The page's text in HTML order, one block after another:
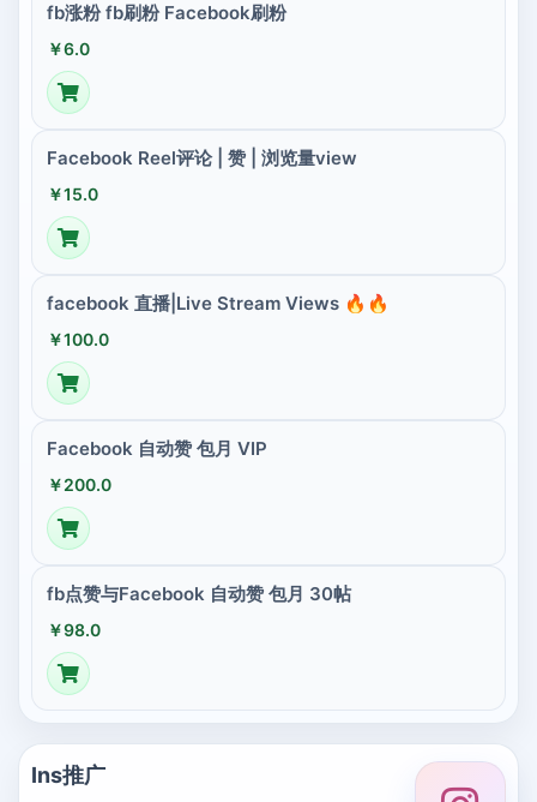
fb涨粉 fb刷粉 Facebook刷粉
￥6.0
Facebook Reel评论 | 赞 | 浏览量view
￥15.0
facebook 直播|Live Stream Views 🔥🔥
￥100.0
Facebook 自动赞 包月 VIP
￥200.0
fb点赞与Facebook 自动赞 包月 30帖
￥98.0
Ins推广